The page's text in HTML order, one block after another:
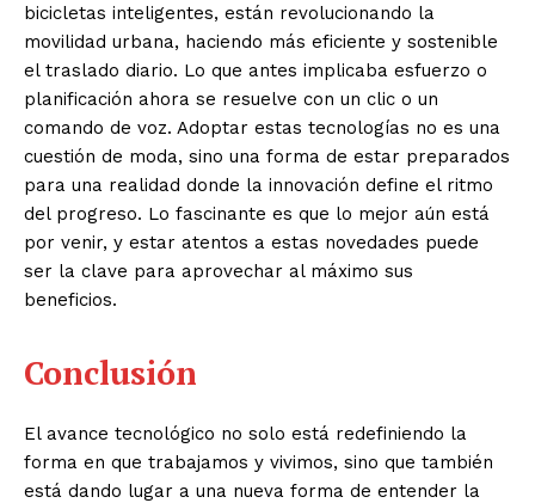
bicicletas inteligentes, están revolucionando la
movilidad urbana, haciendo más eficiente y sostenible
el traslado diario. Lo que antes implicaba esfuerzo o
planificación ahora se resuelve con un clic o un
comando de voz. Adoptar estas tecnologías no es una
cuestión de moda, sino una forma de estar preparados
para una realidad donde la innovación define el ritmo
del progreso. Lo fascinante es que lo mejor aún está
por venir, y estar atentos a estas novedades puede
ser la clave para aprovechar al máximo sus
beneficios.
Conclusión
El avance tecnológico no solo está redefiniendo la
forma en que trabajamos y vivimos, sino que también
está dando lugar a una nueva forma de entender la